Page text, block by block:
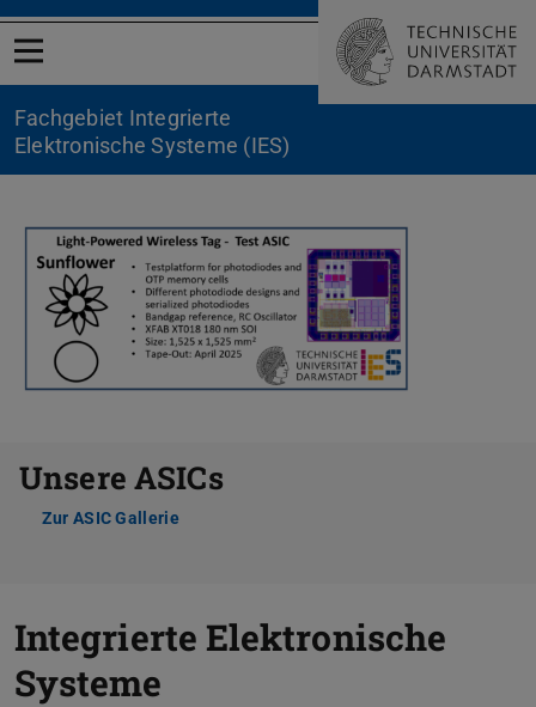
Menü öffnen
Fachgebiet Integrierte
Elektronische Systeme (IES)
Unsere ASICs
Zur ASIC Gallerie
Zurück
Integrierte Elektronische
Systeme